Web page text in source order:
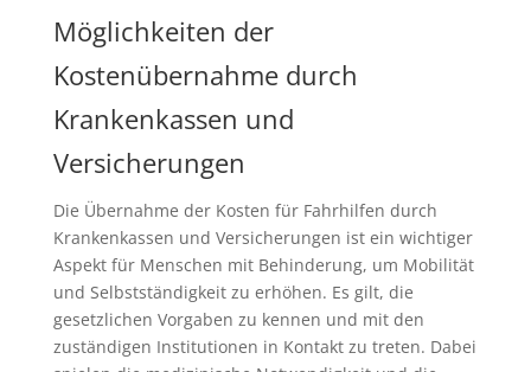
Möglichkeiten der
Kostenübernahme durch
Krankenkassen und
Versicherungen
Die Übernahme der Kosten für Fahrhilfen durch
Krankenkassen und Versicherungen ist ein wichtiger
Aspekt für Menschen mit Behinderung, um Mobilität
und Selbstständigkeit zu erhöhen. Es gilt, die
gesetzlichen Vorgaben zu kennen und mit den
zuständigen Institutionen in Kontakt zu treten. Dabei